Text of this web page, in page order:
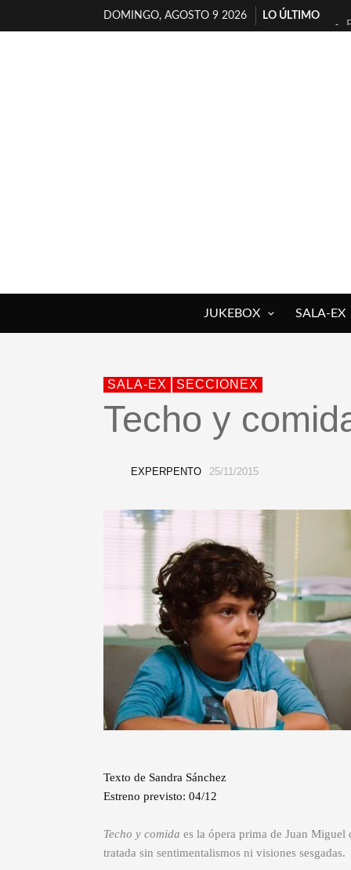
DOMINGO, AGOSTO 9 2026
LO ÚLTIMO
JUKEBOX SALA-EX
SALA-EX SECCIONEX
Techo y
EXPERPENTO 25/11/2015
Texto de Sandra Sánchez
Estreno previsto: 04/12
Techo y comida es la ópera prima de Juan Miguel
tratada sin sentimentalismos ni visiones sesgadas.